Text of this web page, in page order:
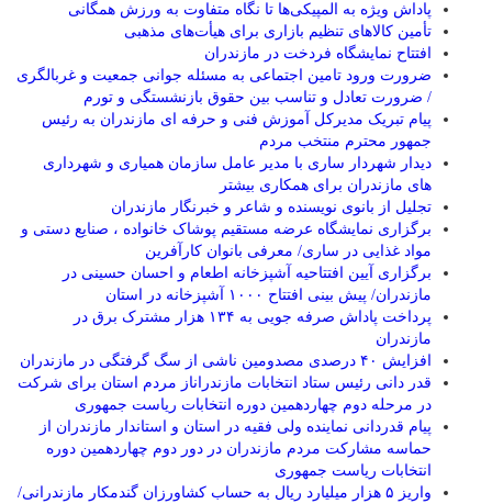
پاداش ویژه به المپیکی‌ها تا نگاه متفاوت به ورزش همگانی
تأمین کالاهای تنظیم بازاری برای هیأت‌های مذهبی
افتتاح نمایشگاه فردخت در مازندران
ضرورت ورود تامین اجتماعی به مسئله جوانی جمعیت و غربالگری
/ ضرورت تعادل و تناسب بین حقوق بازنشستگی و تورم
پیام تبریک مدیرکل آموزش فنی و حرفه ای مازندران به رئیس
جمهور محترم منتخب مردم
دیدار شهردار ساری با مدیر عامل سازمان همیاری و شهرداری
های مازندران برای همکاری بیشتر
تجلیل از بانوی نویسنده و شاعر و خبرنگار مازندران
برگزاری نمایشگاه عرضه مستقیم پوشاک خانواده ، صنایع دستی و
مواد غذایی در ساری/ معرفی بانوان کارآفرین
برگزاری آیین افتتاحیه آشپزخانه اطعام و احسان حسینی در
مازندران/ پیش بینی افتتاح ۱۰۰۰ آشپزخانه در استان
پرداخت پاداش صرفه جویی به ۱۳۴ هزار مشترک برق در
مازندران
افزایش ۴۰ درصدی مصدومین ناشی از سگ گرفتگی در مازندران
قدر دانی رئیس ستاد انتخابات مازندراناز مردم استان برای شرکت
در مرحله دوم چهاردهمین دوره انتخابات ریاست جمهوری
پیام قدردانی نماینده ولی فقیه در استان و استاندار مازندران از
حماسه مشارکت مردم مازندران در دور دوم چهاردهمین دوره
انتخابات ریاست جمهوری
واریز ۵ هزار میلیارد ریال به حساب کشاورزان گندمکار مازندرانی/